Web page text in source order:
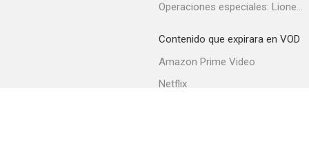
Operaciones especiales: Lioness
Contenido que expirara en VOD
Amazon Prime Video
Netflix